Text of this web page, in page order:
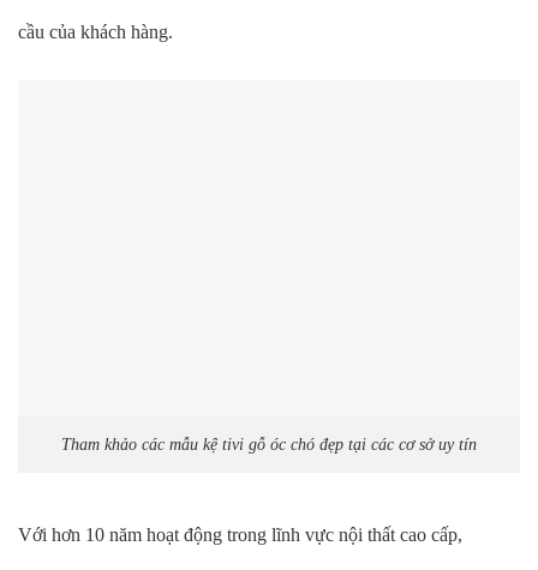
cầu của khách hàng.
Tham khảo các mẫu kệ tivi gỗ óc chó đẹp tại các cơ sở uy tín
Với hơn 10 năm hoạt động trong lĩnh vực nội thất cao cấp,